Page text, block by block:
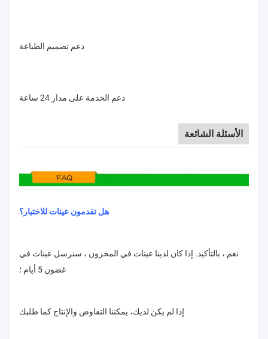
دعم تصميم الطباعة
دعم الخدمة على مدار 24 ساعة
الأسئلة الشائعة
هل تقدمون عينات للاختبار؟
نعم ، بالتأكيد. إذا كان لدينا عينات في المخزون ، سنرسل عينات في
غضون 5 أيام ؛
إذا لم يكن لديك، يمكننا التفاوض والإنتاج كما طلبك